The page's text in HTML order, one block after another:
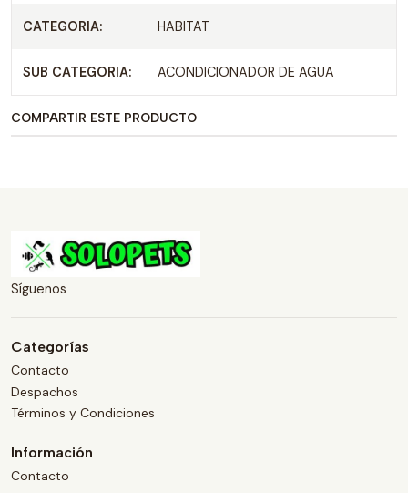
CATEGORIA: HABITAT
SUB CATEGORIA: ACONDICIONADOR DE AGUA
COMPARTIR ESTE PRODUCTO
Síguenos
Categorías
Contacto
Despachos
Términos y Condiciones
Información
Contacto